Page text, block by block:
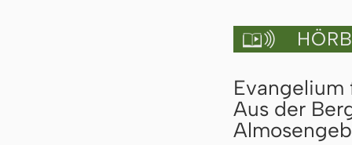

Evangelium
Aus der